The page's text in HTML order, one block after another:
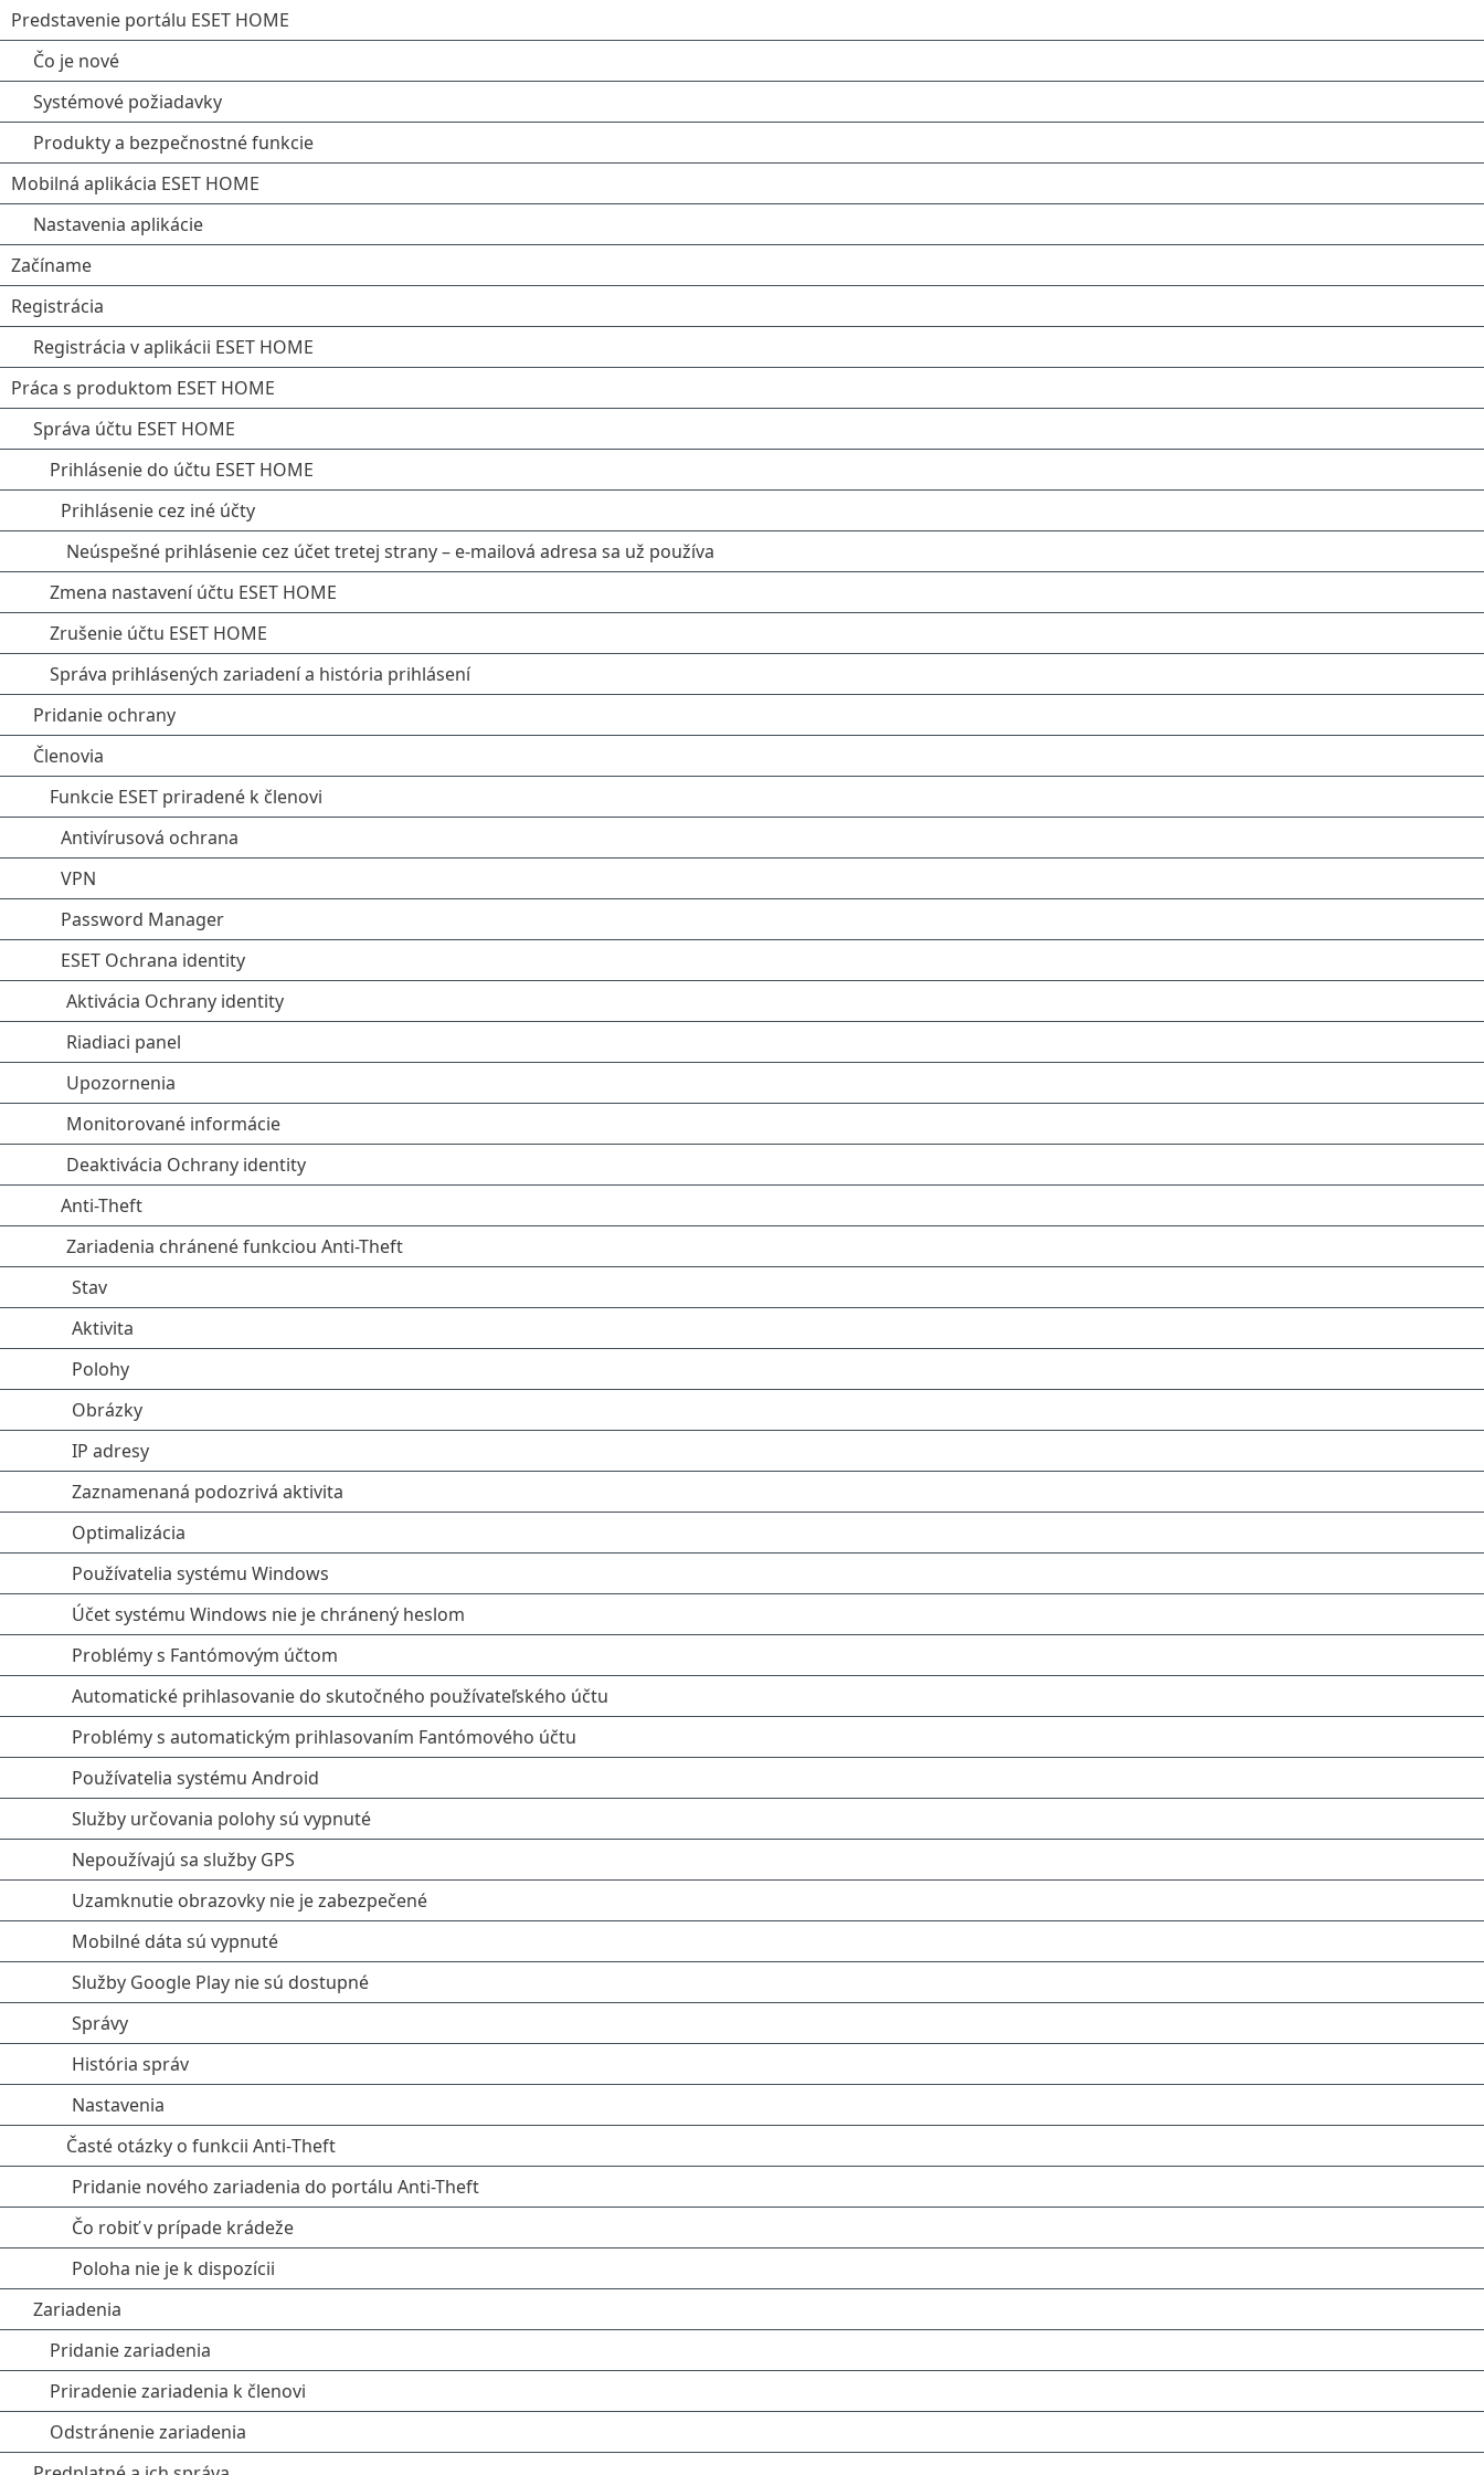
Predstavenie portálu ESET HOME
Čo je nové
Systémové požiadavky
Produkty a bezpečnostné funkcie
Mobilná aplikácia ESET HOME
Nastavenia aplikácie
Začíname
Registrácia
Registrácia v aplikácii ESET HOME
Práca s produktom ESET HOME
Správa účtu ESET HOME
Prihlásenie do účtu ESET HOME
Prihlásenie cez iné účty
Neúspešné prihlásenie cez účet tretej strany – e‑mailová adresa sa už používa
Zmena nastavení účtu ESET HOME
Zrušenie účtu ESET HOME
Správa prihlásených zariadení a história prihlásení
Pridanie ochrany
Členovia
Funkcie ESET priradené k členovi
Antivírusová ochrana
VPN
Password Manager
ESET Ochrana identity
Aktivácia Ochrany identity
Riadiaci panel
Upozornenia
Monitorované informácie
Deaktivácia Ochrany identity
Anti-Theft
Zariadenia chránené funkciou Anti-Theft
Stav
Aktivita
Polohy
Obrázky
IP adresy
Zaznamenaná podozrivá aktivita
Optimalizácia
Používatelia systému Windows
Účet systému Windows nie je chránený heslom
Problémy s Fantómovým účtom
Automatické prihlasovanie do skutočného používateľského účtu
Problémy s automatickým prihlasovaním Fantómového účtu
Používatelia systému Android
Služby určovania polohy sú vypnuté
Nepoužívajú sa služby GPS
Uzamknutie obrazovky nie je zabezpečené
Mobilné dáta sú vypnuté
Služby Google Play nie sú dostupné
Správy
História správ
Nastavenia
Časté otázky o funkcii Anti‑Theft
Pridanie nového zariadenia do portálu Anti-Theft
Čo robiť v prípade krádeže
Poloha nie je k dispozícii
Zariadenia
Pridanie zariadenia
Priradenie zariadenia k členovi
Odstránenie zariadenia